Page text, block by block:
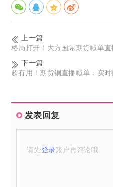
上一篇
格局打开！大方国际期货喊单
下一篇
超有用！期货铜直播喊单：实
发表回复
请先登录账户再评论哦